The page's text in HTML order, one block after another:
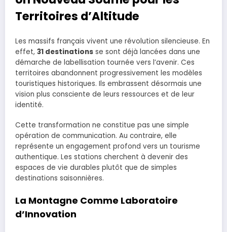
Territoires d’Altitude
Les massifs français vivent une révolution silencieuse. En
effet, 31 destinations se sont déjà lancées dans une
démarche de labellisation tournée vers l’avenir. Ces
territoires abandonnent progressivement les modèles
touristiques historiques. Ils embrassent désormais une
vision plus consciente de leurs ressources et de leur
identité.
Cette transformation ne constitue pas une simple
opération de communication. Au contraire, elle
représente un engagement profond vers un tourisme
authentique. Les stations cherchent à devenir des
espaces de vie durables plutôt que de simples
destinations saisonnières.
La Montagne Comme Laboratoire
d’Innovation